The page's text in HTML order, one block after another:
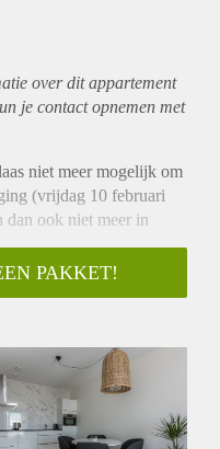
over ditappartement
je contact opnemen met
niet meer mogelijk om
(vrijdag 10 februari
dan ook niet meer in
dit prachtige, moderne
op uw verblijf.
of lift naar de 3e
zich de meterkast en het
PAKKET!